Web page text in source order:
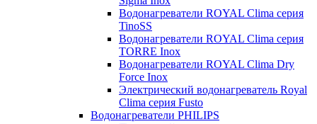
Водонагреватели ROYAL Clima серия
TinoSS
Водонагреватели ROYAL Clima серия
TORRE Inox
Водонагреватели ROYAL Clima Dry
Force Inox
Электрический водонагреватель Royal
Clima серия Fusto
Водонагреватели PHILIPS